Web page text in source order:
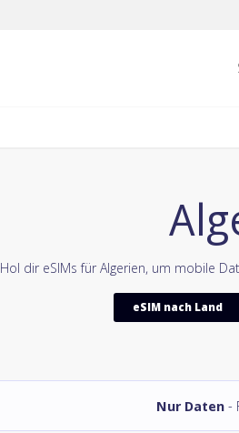
Hol dir eSIMs für Algerien, um mobile
eSIM nach Land
Nur Daten -